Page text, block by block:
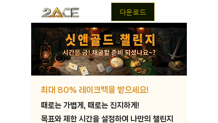
다운로드
최대 80% 레이크백을 받으세요!
때로는 가볍게, 때로는 진지하게!
목표와 제한 시간을 설정하여 나만의 챌린지